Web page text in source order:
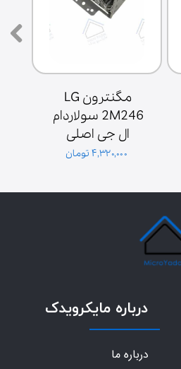
۴,۳۲۰,۰۰۰ تومان
درباره مایکرویدک
درباره ما